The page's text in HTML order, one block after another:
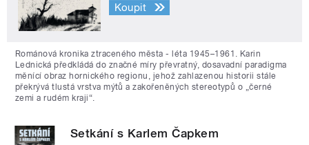
Koupit
Románová kronika ztraceného města - léta 1945–1961. Karin
Lednická předkládá do značné míry převratný, dosavadní paradigma
měnící obraz hornického regionu, jehož zahlazenou historii stále
překrývá tlustá vrstva mýtů a zakořeněných stereotypů o „černé
zemi a rudém kraji“.
Setkání s Karlem Čapkem